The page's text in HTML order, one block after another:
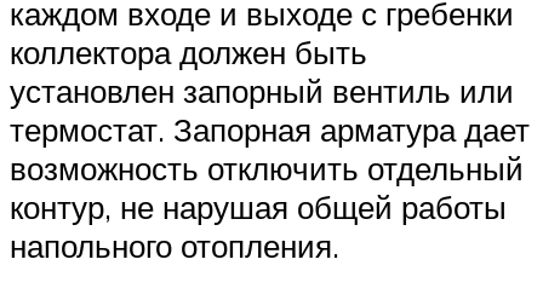
каждом входе и выходе с гребенки
коллектора должен быть
установлен запорный вентиль или
термостат. Запорная арматура дает
возможность отключить отдельный
контур, не нарушая общей работы
напольного отопления.